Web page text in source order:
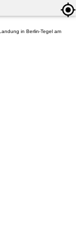
in Berlin-Tegel am